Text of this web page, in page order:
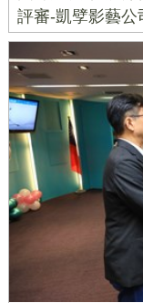
評審-凱孹影藝